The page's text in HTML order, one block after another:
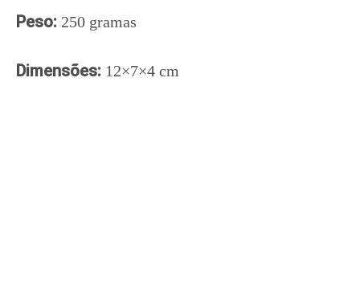
Peso: 250 gramas
Dimensões: 12×7×4 cm